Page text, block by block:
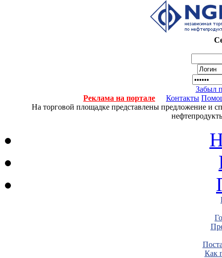
Забыл
Реклама на портале
Контакты
На торговой площадке представлены предложение и
Как